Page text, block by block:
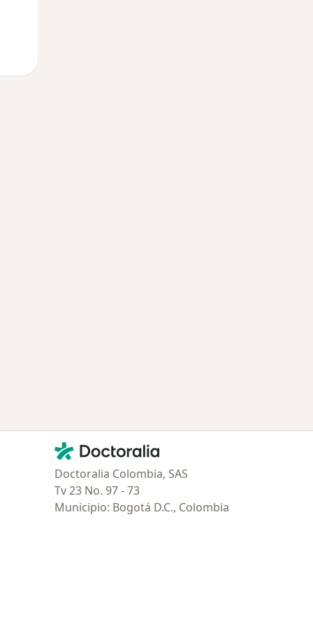
Contacto
Doctoralia - Página de inicio
Doctoralia Colombia, SAS
Tv 23 No. 97 - 73
Municipio: Bogotá D.C., Colombia